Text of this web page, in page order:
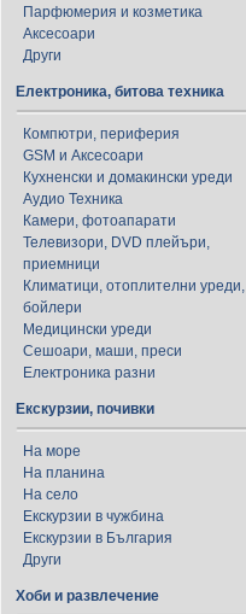
Парфюмерия и козметика
Аксесоари
Други
Електроника, битова техника
Компютри, периферия
GSM и Аксесоари
Кухненски и домакински уреди
Аудио Техника
Камери, фотоапарати
Телевизори, DVD плейъри,
приемници
Климатици, отоплителни уреди,
бойлери
Медицински уреди
Сешоари, маши, преси
Електроника разни
Екскурзии, почивки
На море
На планина
На село
Екскурзии в чужбина
Екскурзии в България
Други
Хоби и развлечение